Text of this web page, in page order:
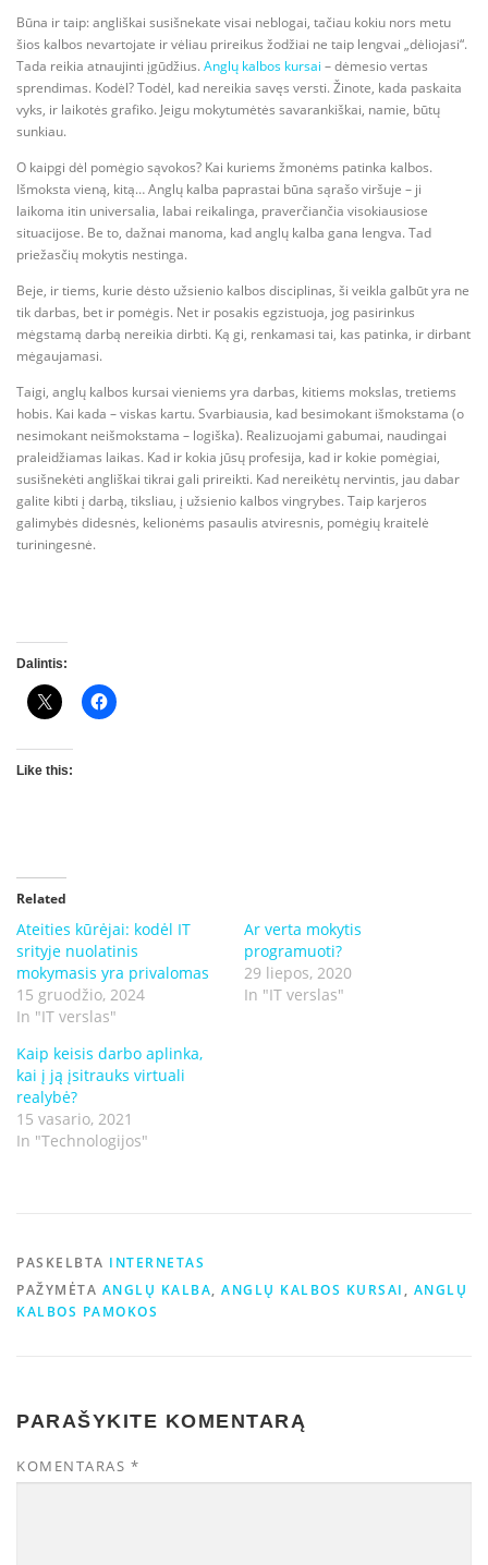
Būna ir taip: angliškai susišnekate visai neblogai, tačiau kokiu nors metu
šios kalbos nevartojate ir vėliau prireikus žodžiai ne taip lengvai „dėliojasi“.
Tada reikia atnaujinti įgūdžius. Anglų kalbos kursai – dėmesio vertas
sprendimas. Kodėl? Todėl, kad nereikia savęs versti. Žinote, kada paskaita
vyks, ir laikotės grafiko. Jeigu mokytumėtės savarankiškai, namie, būtų
sunkiau.
O kaipgi dėl pomėgio sąvokos? Kai kuriems žmonėms patinka kalbos.
Išmoksta vieną, kitą… Anglų kalba paprastai būna sąrašo viršuje – ji
laikoma itin universalia, labai reikalinga, praverčiančia visokiausiose
situacijose. Be to, dažnai manoma, kad anglų kalba gana lengva. Tad
priežasčių mokytis nestinga.
Beje, ir tiems, kurie dėsto užsienio kalbos disciplinas, ši veikla galbūt yra ne
tik darbas, bet ir pomėgis. Net ir posakis egzistuoja, jog pasirinkus
mėgstamą darbą nereikia dirbti. Ką gi, renkamasi tai, kas patinka, ir dirbant
mėgaujamasi.
Taigi, anglų kalbos kursai vieniems yra darbas, kitiems mokslas, tretiems
hobis. Kai kada – viskas kartu. Svarbiausia, kad besimokant išmokstama (o
nesimokant neišmokstama – logiška). Realizuojami gabumai, naudingai
praleidžiamas laikas. Kad ir kokia jūsų profesija, kad ir kokie pomėgiai,
susišnekėti angliškai tikrai gali prireikti. Kad nereikėtų nervintis, jau dabar
galite kibti į darbą, tiksliau, į užsienio kalbos vingrybes. Taip karjeros
galimybės didesnės, kelionėms pasaulis atviresnis, pomėgių kraitelė
turiningesnė.
Dalintis:
Like this:
Related
Ateities kūrėjai: kodėl IT
srityje nuolatinis
mokymasis yra privalomas
15 gruodžio, 2024
In "IT verslas"
Ar verta mokytis
programuoti?
29 liepos, 2020
In "IT verslas"
Kaip keisis darbo aplinka,
kai į ją įsitrauks virtuali
realybė?
15 vasario, 2021
In "Technologijos"
PASKELBTA INTERNETAS
PAŽYMĖTA ANGLŲ KALBA, ANGLŲ KALBOS KURSAI , ANGLŲ
KALBOS PAMOKOS
PARAŠYKITE KOMENTARĄ
KOMENTARAS *